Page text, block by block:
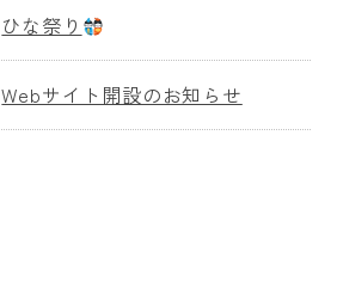
ひな祭り
Webサイト開設のお知らせ